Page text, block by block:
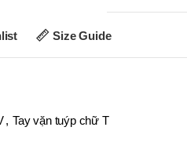
Size Guide
, Tay vặn tuýp chữ T